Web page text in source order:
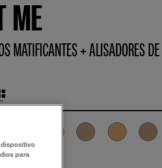
ME
MATIFICANTES + ALISADORES
para